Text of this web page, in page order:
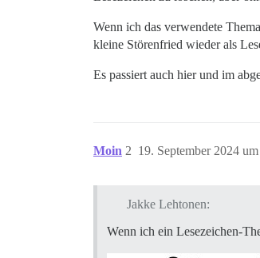
Wenn ich das verwendete
kleine Störenfried wieder als
Es passiert auch hier und im
Moin 19. September 2024
2
Jakke Lehtonen:
Wenn ich ein Lesezeichen-